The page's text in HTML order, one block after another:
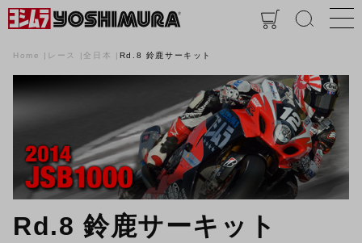
Home レース 全日本 Rd.8 鈴鹿サーキット
Rd.8 鈴鹿サーキット